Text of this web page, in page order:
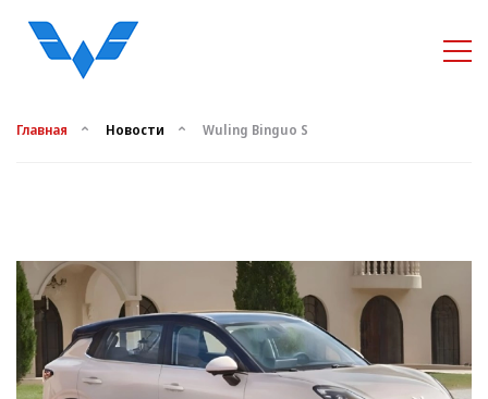
Главная Новости Wuling Binguo S